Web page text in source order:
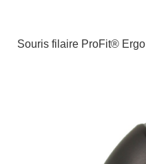
Souris filaire ProFit® Ergo